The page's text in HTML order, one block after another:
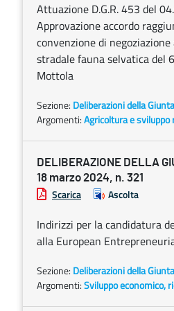
Attuazione D.G.R. 453 del
Approvazione accordo
convenzione di
stradale fauna selvatica del
Mottola
Sezione: Deliberazioni della
Argomenti:Agricoltura e sviluppo
DELIBERAZIONE DELLA
18 marzo 2024, n. 321
Scarica Ascolta
Indirizzi per la candidatura
alla European
Sezione: Deliberazioni della
Argomenti:Sviluppo economico,